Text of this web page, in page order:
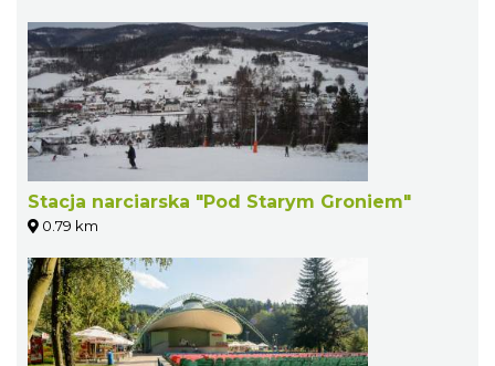
Stacja narciarska "Pod Starym Groniem"
0.79 km